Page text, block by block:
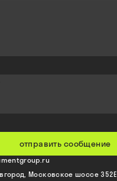
отправить сообщение
Московское шоссе 352Е